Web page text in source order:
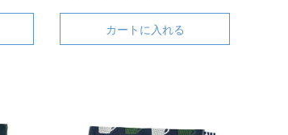
カートに入れる